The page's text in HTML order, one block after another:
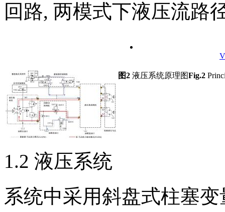
回路, 两模式下液压流路
图2 液压系统原理图Fig.2
1.2 液压系统
系统中采用斜盘式柱塞